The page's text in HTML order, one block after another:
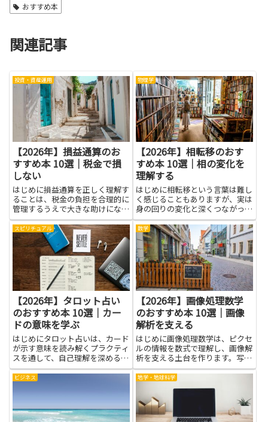
おすすめ本
関連記事
投資・資産運用
【2026年】損益通算のお
すすめ本 10選｜税金で損
しない
はじめに損益通算を正しく理解す
ることは、税金の負担を合理的に
管理するうえで大きな助けになり
ます。書籍を通じて学べば、株式
や不動産、事業の損失をどのよう
に扱うか、確定申告での記載方法
や必要書類、控除や繰越損失の仕
組みなどを順を追って把握でき
ま...
物理学
【2026年】相転移のおす
すめ本 10選｜相の変化を
理解する
はじめに相転移という言葉は難し
く感じることもありますが、実は
身の回りの変化と深くつながって
います。水が凍るときの境目や、
温度の変化で起きる現象を思い浮
かべると、イメージがつかみやす
くなります。このテーマを学ぶ
と、物事の変化を見抜く力が自然
と...
スピリチュアル
【2026年】タロット占い
のおすすめ本 10選｜カー
ドの意味を学ぶ
はじめにタロット占いは、カード
が示す意味を読み解くプラクティ
スを通して、自己理解を深める手
がかりをくれます。この記事で
は、カードの意味を学ぶときのヒ
難しくなく分かりやすい言葉で紹
り...
数学
【2026年】画像処理数学
のおすすめ本 10選｜画像
解析を支える
はじめに画像処理数学は、ピクセ
ルの情報を数式で理解し、画像解
析を支える土台を作ります。写真
や映像の品質向上、特徴検出、物
体認識といった作業は、数学の考
え方があると手順が分かりやすく
なります。この記事では、実務で
役立つ考え方と学習のコツを、
や...
ビジネス 地学・地球科学